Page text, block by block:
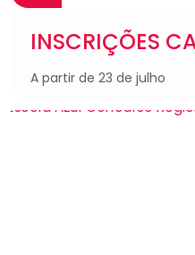
INSCRIÇÕES
A partir de 23 de julho